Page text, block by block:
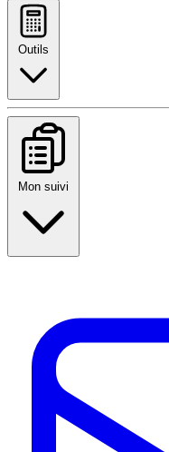
Outils
Mon suivi